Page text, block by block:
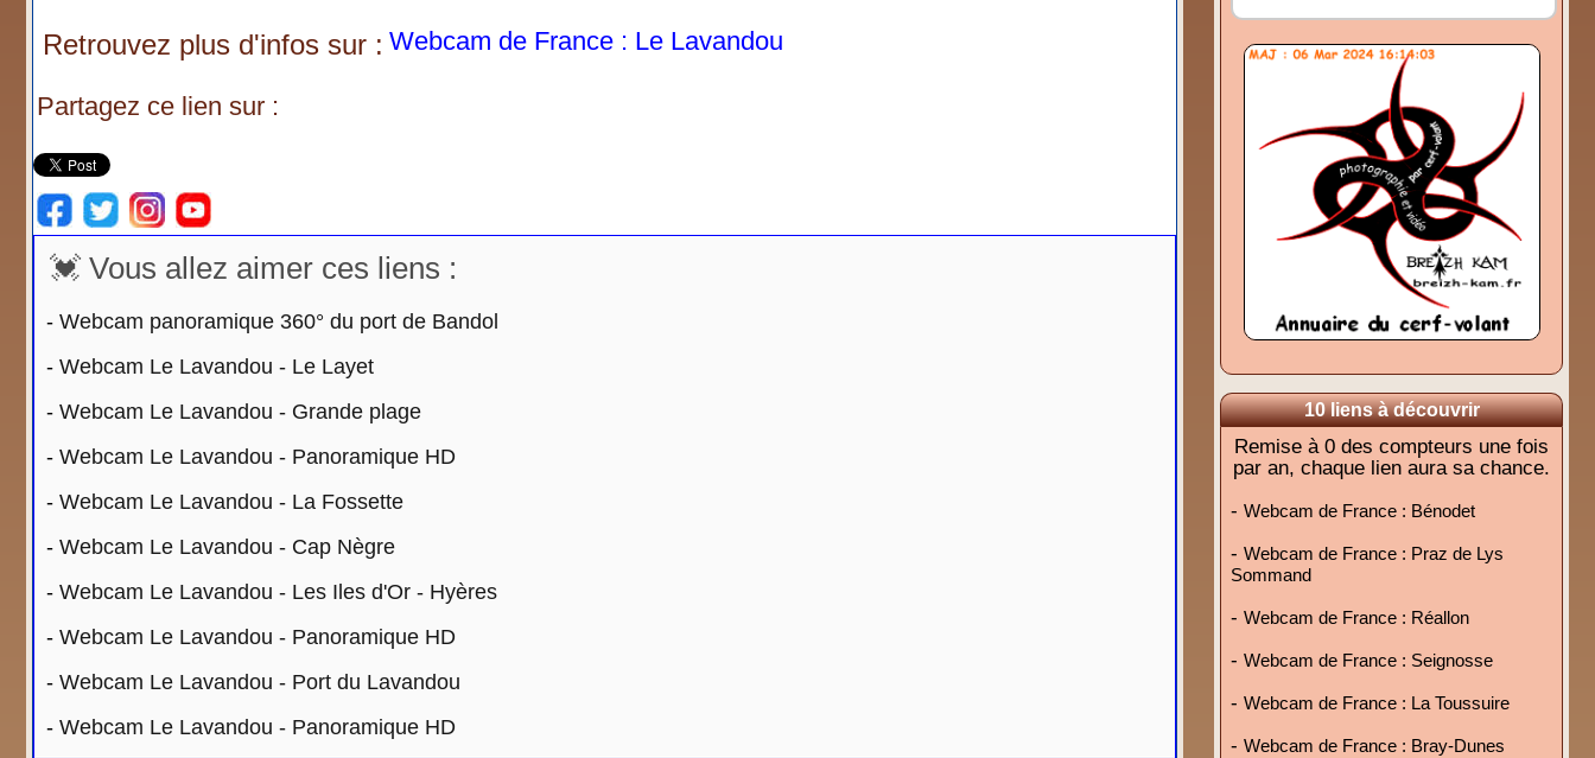
Retrouvez plus d'infos sur : Webcam de France : Le Lavandou
Partagez ce lien sur :
💓 Vous allez aimer ces liens :
- Webcam panoramique 360° du port de Bandol
- Webcam Le Lavandou - Le Layet
- Webcam Le Lavandou - Grande plage
- Webcam Le Lavandou - Panoramique HD
- Webcam Le Lavandou - La Fossette
- Webcam Le Lavandou - Cap Nègre
- Webcam Le Lavandou - Les Iles d'Or - Hyères
- Webcam Le Lavandou - Panoramique HD
- Webcam Le Lavandou - Port du Lavandou
- Webcam Le Lavandou - Panoramique HD
10 liens à découvrir
Remise à 0 des compteurs une fois
par an, chaque lien aura sa chance.
- Webcam de France : Bénodet
- Webcam de France : Praz de Lys
Sommand
- Webcam de France : Réallon
- Webcam de France : Seignosse
- Webcam de France : La Toussuire
- Webcam de France : Bray-Dunes